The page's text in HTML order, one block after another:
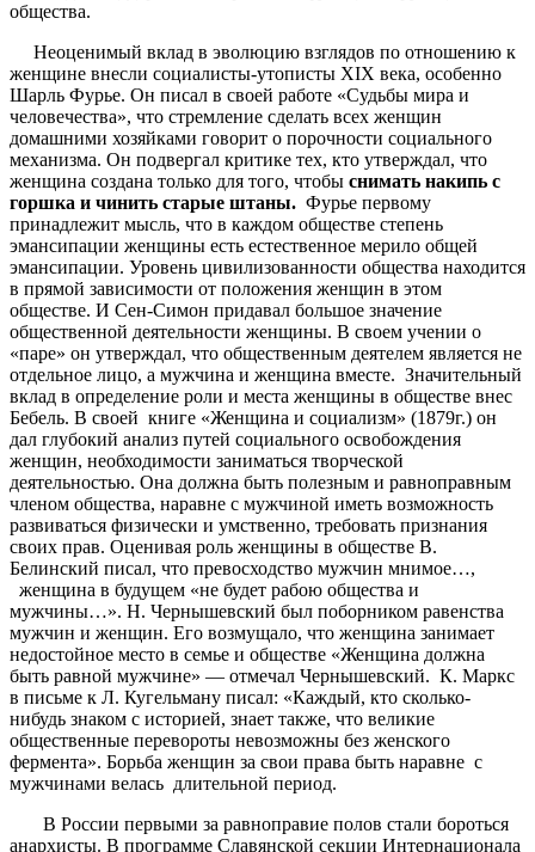
общества.
Неоценимый вклад в эволюцию взглядов по отношению к
женщине внесли социалисты-утописты XIX века, особенно
Шарль Фурье. Он писал в своей работе «Судьбы мира и
человечества», что стремление сделать всех женщин
домашними хозяйками говорит о порочности социального
механизма. Он подвергал критике тех, кто утверждал, что
женщина создана только для того, чтобы снимать накипь с
горшка и чинить старые штаны. Фурье первому
принадлежит мысль, что в каждом обществе степень
эмансипации женщины есть естественное мерило общей
эмансипации. Уровень цивилизованности общества находится
в прямой зависимости от положения женщин в этом
обществе. И Сен-Симон придавал большое значение
общественной деятельности женщины. В своем учении о
«паре» он утверждал, что общественным деятелем является не
отдельное лицо, а мужчина и женщина вместе. Значительный
вклад в определение роли и места женщины в обществе внес
Бебель. В своей книге «Женщина и социализм» (1879г.) он
дал глубокий анализ путей социального освобождения
женщин, необходимости заниматься творческой
деятельностью. Она должна быть полезным и равноправным
членом общества, наравне с мужчиной иметь возможность
развиваться физически и умственно, требовать признания
своих прав. Оценивая роль женщины в обществе В.
Белинский писал, что превосходство мужчин мнимое…,
женщина в будущем «не будет рабою общества и
мужчины…». Н. Чернышевский был поборником равенства
мужчин и женщин. Его возмущало, что женщина занимает
недостойное место в семье и обществе «Женщина должна
быть равной мужчине» — отмечал Чернышевский. К. Маркс
в письме к Л. Кугельману писал: «Каждый, кто сколько-
нибудь знаком с историей, знает также, что великие
общественные перевороты невозможны без женского
фермента». Борьба женщин за свои права быть наравне с
мужчинами велась длительной период.
В России первыми за равноправие полов стали бороться
анархисты. В программе Славянской секции Интернационала